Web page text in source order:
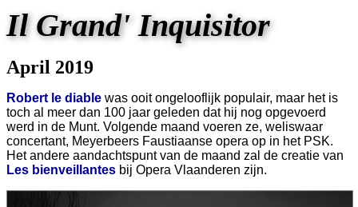
Il Grand' Inquisitor
April 2019
Robert le diable was ooit ongelooflijk populair, maar het is
toch al meer dan 100 jaar geleden dat hij nog opgevoerd
werd in de Munt. Volgende maand voeren ze, weliswaar
concertant, Meyerbeers Faustiaanse opera op in het PSK.
Het andere aandachtspunt van de maand zal de creatie van
Les bienveillantes bij Opera Vlaanderen zijn.